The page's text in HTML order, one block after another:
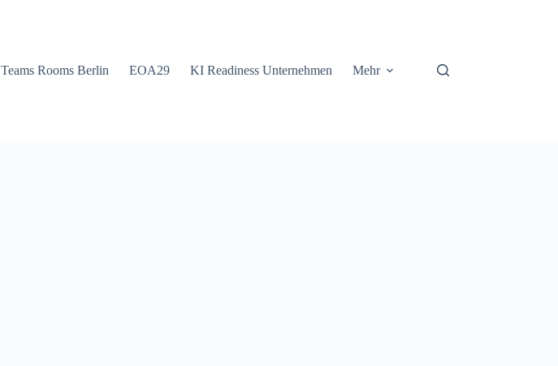
Teams Rooms Berlin EOA29 KI Readiness Unternehmen Mehr